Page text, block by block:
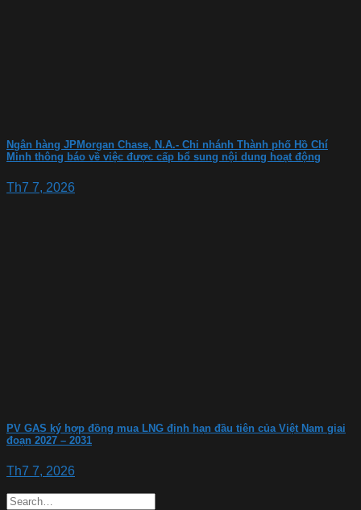
Ngân hàng JPMorgan Chase, N.A.- Chi nhánh Thành phố Hồ Chí
Minh thông báo về việc được cấp bổ sung nội dung hoạt động
Th7 7, 2026
PV GAS ký hợp đồng mua LNG định hạn đầu tiên của Việt Nam giai
đoạn 2027 – 2031
Th7 7, 2026